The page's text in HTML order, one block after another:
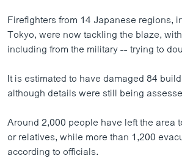
Firefighters from 14 Japanese regions,
Tokyo, were now tackling the blaze,
including from the military -- trying to
It is estimated to have damaged 84
although details were still being
Around 2,000 people have left the area
or relatives, while more than 1,200
according to officials.